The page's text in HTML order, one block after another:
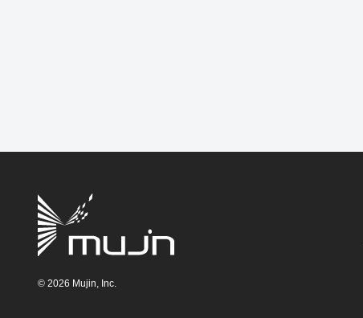
© 2026 Mujin, Inc.